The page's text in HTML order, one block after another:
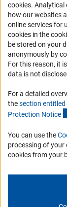
Совместные
организациями
Партнёры DFG в
Часто задаваемые
Receive news from
Subscribe
cookies(Anc
. Analytical
how our websites
online services for
cookies in the
be stored on your
anonymously by
For this reason, it
data is not
For a detailed
thesection entitled
Protection Notice
You can use the
processing of your
cookies from your